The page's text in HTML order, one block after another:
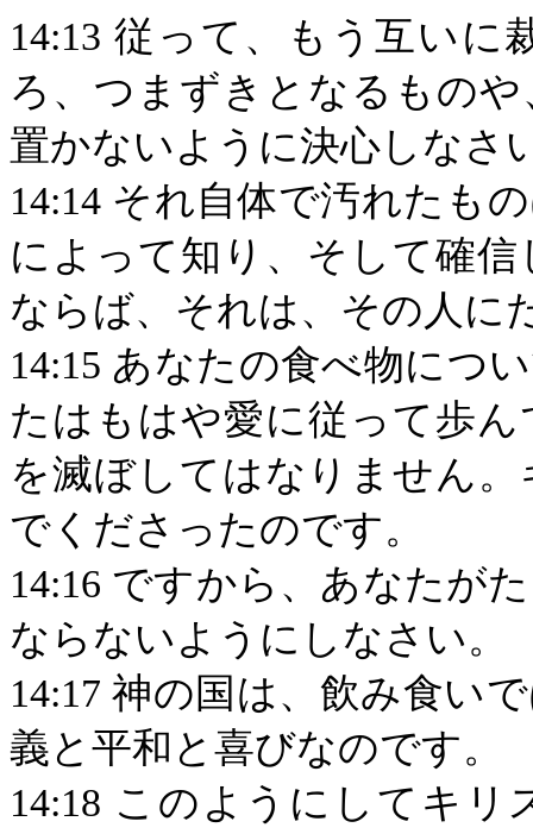
14:13 従って、もう互いに
ろ、つまずきとなるもの
置かないように決心しなさ
14:14 それ自体で汚れたも
によって知り、そして確
ならば、それは、その人に
14:15 あなたの食べ物につ
たはもはや愛に従って歩
を滅ぼしてはなりません
でくださったのです。
14:16 ですから、あなたが
ならないようにしなさい。
14:17神の国は、飲み食い
義と平和と喜びなのです。
14:18 このようにしてキリ